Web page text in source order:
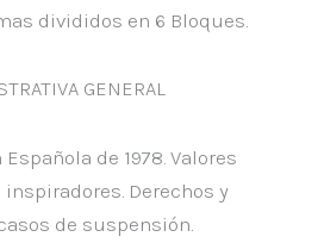
divididos en 6 Bloques.
GENERAL
de 1978. Valores
Derechos y
de suspensión.